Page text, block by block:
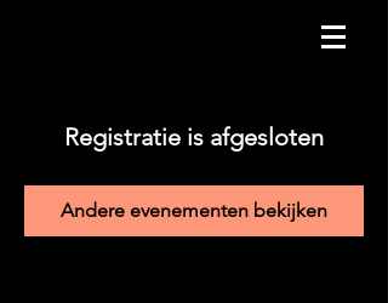
Registratie is afgesloten
Andere evenementen bekijken